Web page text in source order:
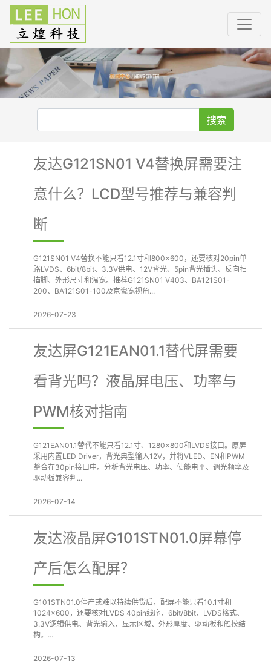
搜索
友达G121SN01 V4替换屏需要注
意什么？LCD型号推荐与兼容判
断
G121SN01 V4替换不能只看12.1寸和800×600，还要核对20pin单
路LVDS、6bit/8bit、3.3V供电、12V背光、5pin背光插头、反向扫
描脚、外形尺寸和温宽。推荐G121SN01 V403、BA121S01-
200、BA121S01-100及京瓷宽视角...
2026-07-23
友达屏G121EAN01.1替代屏需要
看背光吗？液晶屏电压、功率与
PWM核对指南
G121EAN01.1替代不能只看12.1寸、1280×800和LVDS接口。原屏
采用内置LED Driver，背光典型输入12V，并将VLED、EN和PWM
整合在30pin接口中。分析背光电压、功率、使能电平、调光频率及
驱动板兼容判...
2026-07-14
友达液晶屏G101STN01.0屏幕停
产后怎么配屏？
G101STN01.0停产或难以持续供货后，配屏不能只看10.1寸和
1024×600，还要核对LVDS 40pin线序、6bit/8bit、LVDS格式、
3.3V逻辑供电、背光输入、显示区域、外形厚度、驱动板和触摸结
构。...
2026-07-13